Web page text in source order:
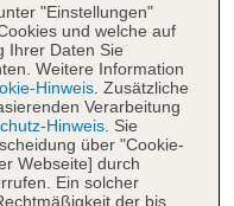
ohne
Liegen: ohne
Gebühr
ohne
Liegen: ohne
wetterabhängig,
"Einstellungen"
und welche auf
Ihrer Daten Sie
Weitere Information
Hinweis. Zusätzliche
Verarbeitung
Hinweis. Sie
über "Cookie-
Webseite] durch
Ein solcher
der bis